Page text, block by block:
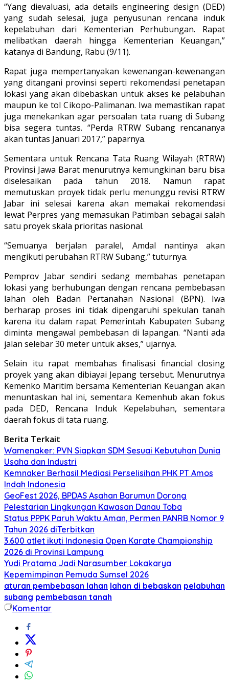
“Yang dievaluasi, ada details engineering design (DED)
yang sudah selesai, juga penyusunan rencana induk
kepelabuhan dari Kementerian Perhubungan. Rapat
melibatkan daerah hingga Kementerian Keuangan,”
katanya di Bandung, Rabu (9/11).
Rapat juga mempertanyakan kewenangan-kewenangan
yang ditangani provinsi seperti rekomendasi penetapan
lokasi yang akan dibebaskan untuk akses ke pelabuhan
maupun ke tol Cikopo-Palimanan. Iwa memastikan rapat
juga menekankan agar persoalan tata ruang di Subang
bisa segera tuntas. “Perda RTRW Subang rencananya
akan tuntas Januari 2017,” paparnya.
Sementara untuk Rencana Tata Ruang Wilayah (RTRW)
Provinsi Jawa Barat menurutnya kemungkinan baru bisa
diselesaikan pada tahun 2018. Namun rapat
memutuskan proyek tidak perlu menunggu revisi RTRW
Jabar ini selesai karena akan memakai rekomendasi
lewat Perpres yang memasukan Patimban sebagai salah
satu proyek skala prioritas nasional.
“Semuanya berjalan paralel, Amdal nantinya akan
mengikuti perubahan RTRW Subang,” tuturnya.
Pemprov Jabar sendiri sedang membahas penetapan
lokasi yang berhubungan dengan rencana pembebasan
lahan oleh Badan Pertanahan Nasional (BPN). Iwa
berharap proses ini tidak dipengaruhi spekulan tanah
karena itu dalam rapat Pemerintah Kabupaten Subang
diminta mengawal pembebasan di lapangan. “Nanti ada
jalan selebar 30 meter untuk akses,” ujarnya.
Selain itu rapat membahas finalisasi financial closing
proyek yang akan dibiayai Jepang tersebut. Menurutnya
Kemenko Maritim bersama Kementerian Keuangan akan
menuntaskan hal ini, sementara Kemenhub akan fokus
pada DED, Rencana Induk Kepelabuhan, sementara
daerah fokus di tata ruang.
Berita Terkait
Wamenaker: PVN Siapkan SDM Sesuai Kebutuhan Dunia
Usaha dan Industri
Kemnaker Berhasil Mediasi Perselisihan PHK PT Amos
Indah Indonesia
GeoFest 2026, BPDAS Asahan Barumun Dorong
Pelestarian Lingkungan Kawasan Danau Toba
Status PPPK Paruh Waktu Aman, Permen PANRB Nomor 9
Tahun 2026 diTerbitkan
3.600 atlet ikuti Indonesia Open Karate Championship
2026 di Provinsi Lampung
Yudi Pratama Jadi Narasumber Lokakarya
Kepemimpinan Pemuda Sumsel 2026
aturan pembebasan lahan lahan di bebaskan pelabuhan
subang pembebasan tanah
Komentar